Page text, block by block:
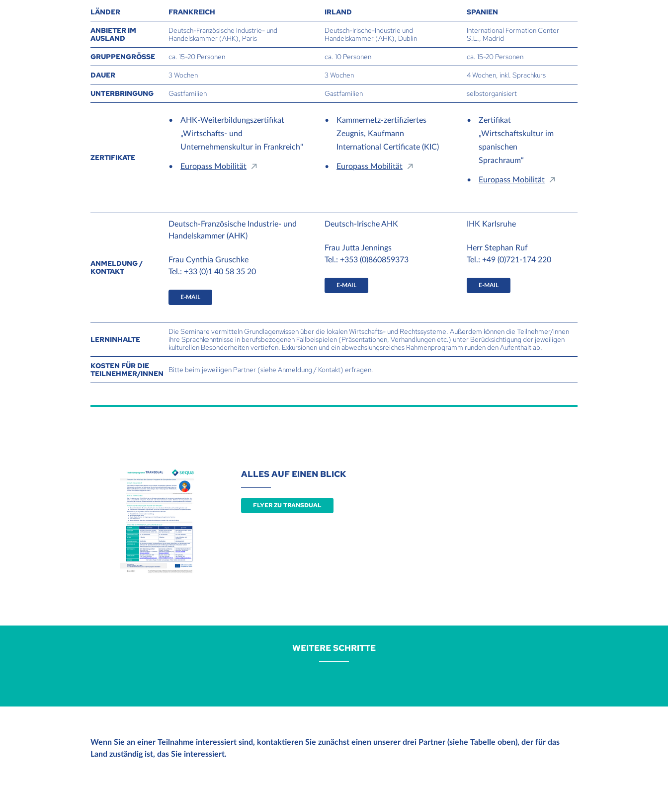
LÄNDER FRANKREICH IRLAND SPANIEN
ANBIETER IM
AUSLAND
Deutsch-Französische Industrie- und
Handelskammer (AHK), Paris
Deutsch-Irische-Industrie und
Handelskammer (AHK), Dublin
International Formation Center
S.L., Madrid
GRUPPENGRÖSSE ca. 15-20 Personen ca. 10 Personen ca. 15-20 Personen
DAUER 3 Wochen 3 Wochen 4 Wochen, inkl. Sprachkurs
UNTERBRINGUNG Gastfamilien Gastfamilien selbstorganisiert
ZERTIFIKATE
AHK-Weiterbildungszertifikat
„Wirtschafts- und
Unternehmenskultur in Frankreich"
Europass Mobilität
Kammernetz-zertifiziertes
Zeugnis, Kaufmann
International Certificate (KIC)
Europass Mobilität
Zertifikat
„Wirtschaftskultur im
spanischen
Sprachraum“
Europass Mobilität
ANMELDUNG /
KONTAKT
Deutsch-Französische Industrie- und
Handelskammer (AHK)
Frau Cynthia Gruschke
Tel.: +33 (0)1 40 58 35 20
E-MAIL
Deutsch-Irische AHK
Frau Jutta Jennings
Tel.: +353 (0)860859373
E-MAIL
IHK Karlsruhe
Herr Stephan Ruf
Tel.: +49 (0)721-174 220
E-MAIL
LERNINHALTE
Die Seminare vermitteln Grundlagenwissen über die lokalen Wirtschafts- und Rechtssysteme. Außerdem können die Teilnehmer/innen
ihre Sprachkenntnisse in berufsbezogenen Fallbeispielen (Präsentationen, Verhandlungen etc.) unter Berücksichtigung der jeweiligen
kulturellen Besonderheiten vertiefen. Exkursionen und ein abwechslungsreiches Rahmenprogramm runden den Aufenthalt ab.
KOSTEN FÜR DIE
TEILNEHMER/INNEN
Bitte beim jeweiligen Partner (siehe Anmeldung / Kontakt) erfragen.
ALLES AUF EINEN BLICK
FLYER ZU TRANSDUAL
WEITERE SCHRITTE
Wenn Sie an einer Teilnahme interessiert sind, kontaktieren Sie zunächst einen unserer drei Partner (siehe Tabelle oben), der für das
Land zuständig ist, das Sie interessiert.